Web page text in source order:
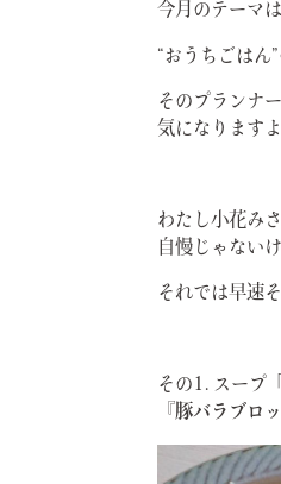
今月のテーマは
“おうちごはん
そのプランナ
気になります
わたし小花み
自慢じゃない
それでは早速
その1. スープ
『豚バラブロ